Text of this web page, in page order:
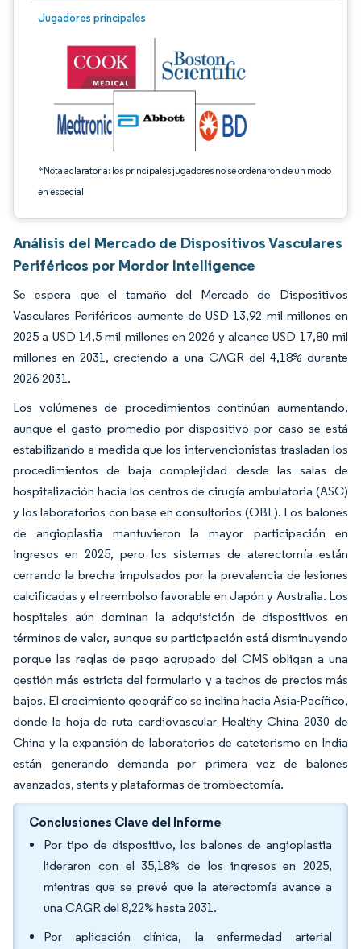
Jugadores principales
*Nota aclaratoria: los principales jugadores no se ordenaron de un modo
en especial
Imagen © Mordor Intelligence. El uso requiere atribución según CC BY 4.0.
Análisis del Mercado de Dispositivos Vasculares
Periféricos por Mordor Intelligence
Se espera que el tamaño del Mercado de Dispositivos
Vasculares Periféricos aumente de USD 13,92 mil millones en
2025 a USD 14,5 mil millones en 2026 y alcance USD 17,80 mil
millones en 2031, creciendo a una CAGR del 4,18% durante
2026-2031.
Los volúmenes de procedimientos continúan aumentando,
aunque el gasto promedio por dispositivo por caso se está
estabilizando a medida que los intervencionistas trasladan los
procedimientos de baja complejidad desde las salas de
hospitalización hacia los centros de cirugía ambulatoria (ASC)
y los laboratorios con base en consultorios (OBL). Los balones
de angioplastia mantuvieron la mayor participación en
ingresos en 2025, pero los sistemas de aterectomía están
cerrando la brecha impulsados por la prevalencia de lesiones
calcificadas y el reembolso favorable en Japón y Australia. Los
hospitales aún dominan la adquisición de dispositivos en
términos de valor, aunque su participación está disminuyendo
porque las reglas de pago agrupado del CMS obligan a una
gestión más estricta del formulario y a techos de precios más
bajos. El crecimiento geográfico se inclina hacia Asia-Pacífico,
donde la hoja de ruta cardiovascular Healthy China 2030 de
China y la expansión de laboratorios de cateterismo en India
están generando demanda por primera vez de balones
avanzados, stents y plataformas de trombectomía.
Conclusiones Clave del Informe
Por tipo de dispositivo, los balones de angioplastia
lideraron con el 35,18% de los ingresos en 2025,
mientras que se prevé que la aterectomía avance a
una CAGR del 8,22% hasta 2031.
Por aplicación clínica, la enfermedad arterial